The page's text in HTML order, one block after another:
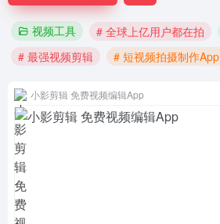
视频工具 # 全球上亿用户都在拍
# 最强视频剪辑
# 短视频拍摄制作App
小影剪辑 免费视频编辑App